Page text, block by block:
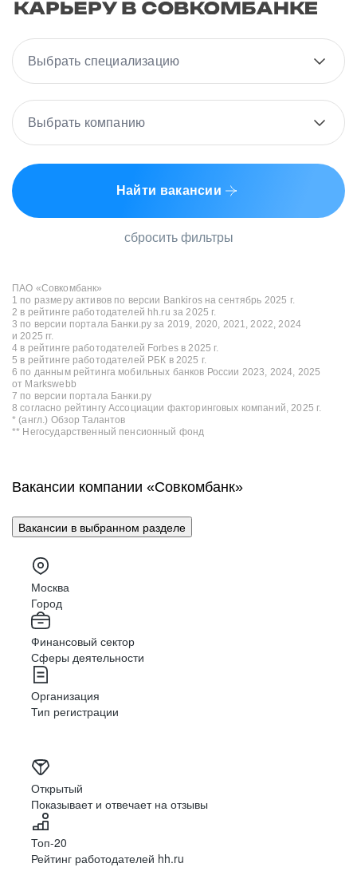
Выбрать специализацию
Выбрать компанию
Найти вакансии
сбросить фильтры
ПАО «Совкомбанк»
1 по размеру активов по версии Bankiros на сентябрь 2025 г.
2 в рейтинге работодателей hh.ru за 2025 г.
3 по версии портала Банки.ру за 2019, 2020, 2021, 2022, 2024
и 2025 гг.
4 в рейтинге работодателей Forbes в 2025 г.
5 в рейтинге работодателей РБК в 2025 г.
6 по данным рейтинга мобильных банков России 2023, 2024, 2025
от Markswebb
7 по версии портала Банки.ру
8 согласно рейтингу Ассоциации факторинговых компаний, 2025 г.
* (англ.) Обзор Талантов
** Негосударственный пенсионный фонд
Вакансии компании «Совкомбанк»
Вакансии в выбранном разделе
Москва
Город
Финансовый сектор
Сферы деятельности
Организация
Тип регистрации
Открытый
Показывает и отвечает на отзывы
Топ-20
Рейтинг работодателей hh.ru